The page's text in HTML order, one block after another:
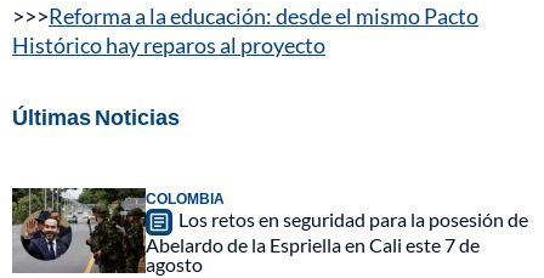
>>>Reforma a la educación: desde el mismo Pacto
Histórico hay reparos al proyecto
Últimas Noticias
COLOMBIA
Los retos en seguridad para la posesión de
Abelardo de la Espriella en Cali este 7 de
agosto